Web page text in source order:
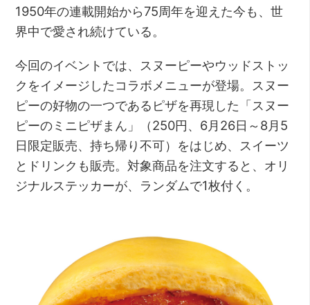
1950年の連載開始から75周年を迎えた今も、世
界中で愛され続けている。
今回のイベントでは、スヌーピーやウッドストッ
クをイメージしたコラボメニューが登場。スヌー
ピーの好物の一つであるピザを再現した「スヌー
ピーのミニピザまん」（250円、6月26日～8月5
日限定販売、持ち帰り不可）をはじめ、スイーツ
とドリンクも販売。対象商品を注文すると、オリ
ジナルステッカーが、ランダムで1枚付く。